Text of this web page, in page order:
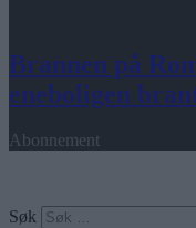
Brannen på
eneboligen
Abonnement
Søk